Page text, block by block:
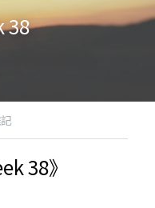
38
38》
版